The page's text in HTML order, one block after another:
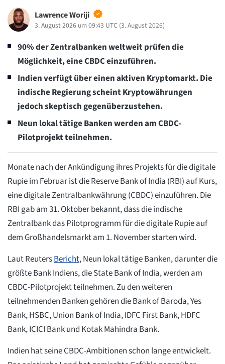
Lawrence Woriji
3. August 2026 um 09:43 UTC (3. August 2026)
90% der Zentralbanken weltweit prüfen die
Möglichkeit, eine CBDC einzuführen.
Indien verfügt über einen aktiven Kryptomarkt. Die
indische Regierung scheint Kryptowährungen
jedoch skeptisch gegenüberzustehen.
Neun lokal tätige Banken werden am CBDC-
Pilotprojekt teilnehmen.
Monate nach der Ankündigung ihres Projekts für die digitale
Rupie im Februar ist die Reserve Bank of India (RBI) auf Kurs,
eine digitale Zentralbankwährung (CBDC) einzuführen. Die
RBI gab am 31. Oktober bekannt, dass die indische
Zentralbank das Pilotprogramm für die digitale Rupie auf
dem Großhandelsmarkt am 1. November starten wird.
Laut ReutersBericht, Neun lokal tätige Banken, darunter die
größte Bank Indiens, die State Bank of India, werden am
CBDC-Pilotprojekt teilnehmen. Zu den weiteren
teilnehmenden Banken gehören die Bank of Baroda, Yes
Bank, HSBC, Union Bank of India, IDFC First Bank, HDFC
Bank, ICICI Bank und Kotak Mahindra Bank.
Indien hat seine CBDC-Ambitionen schon lange entwickelt.